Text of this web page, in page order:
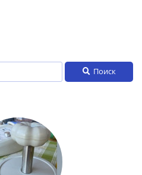
Поиск